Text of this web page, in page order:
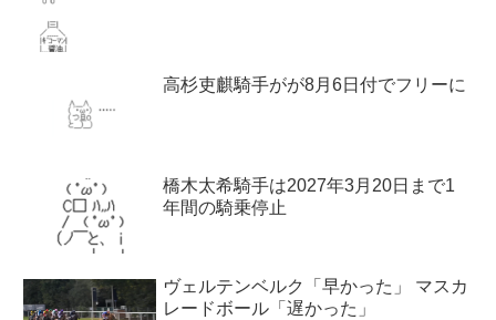
高杉吏麒騎手がが8月6日付でフリーに
橋木太希騎手は2027年3月20日まで1
年間の騎乗停止
ヴェルテンベルク「早かった」 マスカ
レードボール「遅かった」